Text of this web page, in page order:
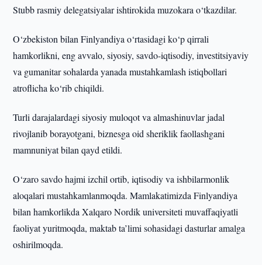
Stubb rasmiy delegatsiyalar ishtirokida muzokara o‘tkazdilar.
O‘zbekiston bilan Finlyandiya o‘rtasidagi ko‘p qirrali
hamkorlikni, eng avvalo, siyosiy, savdo-iqtisodiy, investitsiyaviy
va gumanitar sohalarda yanada mustahkamlash istiqbollari
atroflicha ko‘rib chiqildi.
Turli darajalardagi siyosiy muloqot va almashinuvlar jadal
rivojlanib borayotgani, biznesga oid sheriklik faollashgani
mamnuniyat bilan qayd etildi.
O‘zaro savdo hajmi izchil ortib, iqtisodiy va ishbilarmonlik
aloqalari mustahkamlanmoqda. Mamlakatimizda Finlyandiya
bilan hamkorlikda Xalqaro Nordik universiteti muvaffaqiyatli
faoliyat yuritmoqda, maktab ta’limi sohasidagi dasturlar amalga
oshirilmoqda.